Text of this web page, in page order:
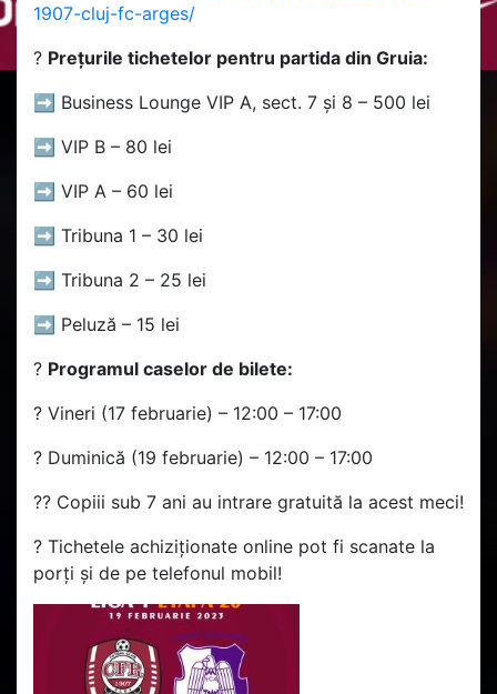
1907-cluj-fc-arges/
?️ Prețurile tichetelor pentru partida din Gruia:
➡️ Business Lounge VIP A, sect. 7 și 8 – 500 lei
➡️ VIP B – 80 lei
➡️ VIP A – 60 lei
➡️ Tribuna 1 – 30 lei
➡️ Tribuna 2 – 25 lei
➡️ Peluză – 15 lei
? Programul caselor de bilete:
? Vineri (17 februarie) – 12:00 – 17:00
? Duminică (19 februarie) – 12:00 – 17:00
?? Copiii sub 7 ani au intrare gratuită la acest meci!
? Tichetele achiziționate online pot fi scanate la
porți și de pe telefonul mobil!